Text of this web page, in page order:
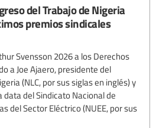
del Trabajo de Nigeria
premios sindicales
Svensson 2026 a los Derechos
a Joe Ajaero, presidente del
(NLC, por sus siglas en inglés) y
del Sindicato Nacional de
del Sector Eléctrico (NUEE, por sus